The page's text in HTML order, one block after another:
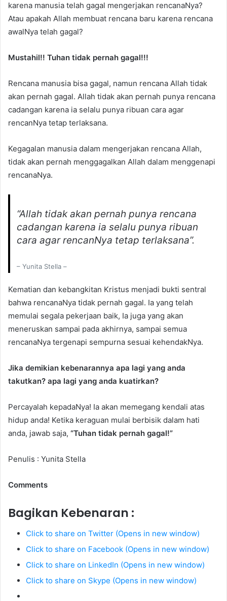
karena manusia telah gagal mengerjakan rencanaNya?
Atau apakah Allah membuat rencana baru karena rencana
awalNya telah gagal?
Mustahil!! Tuhan tidak pernah gagal!!!
Rencana manusia bisa gagal, namun rencana Allah tidak
akan pernah gagal. Allah tidak akan pernah punya rencana
cadangan karena ia selalu punya ribuan cara agar
rencanNya tetap terlaksana.
Kegagalan manusia dalam mengerjakan rencana Allah,
tidak akan pernah menggagalkan Allah dalam menggenapi
rencanaNya.
“Allah tidak akan pernah punya rencana
cadangan karena ia selalu punya ribuan
cara agar rencanNya tetap terlaksana”.
– Yunita Stella –
Kematian dan kebangkitan Kristus menjadi bukti sentral
bahwa rencanaNya tidak pernah gagal. Ia yang telah
memulai segala pekerjaan baik, Ia juga yang akan
meneruskan sampai pada akhirnya, sampai semua
rencanaNya tergenapi sempurna sesuai kehendakNya.
Jika demikian kebenarannya apa lagi yang anda
takutkan? apa lagi yang anda kuatirkan?
Percayalah kepadaNya! Ia akan memegang kendali atas
hidup anda! Ketika keraguan mulai berbisik dalam hati
anda, jawab saja, “Tuhan tidak pernah gagal!”
Penulis : Yunita Stella
Comments
Bagikan Kebenaran :
Click to share on Twitter (Opens in new window)
Click to share on Facebook (Opens in new window)
Click to share on LinkedIn (Opens in new window)
Click to share on Skype (Opens in new window)